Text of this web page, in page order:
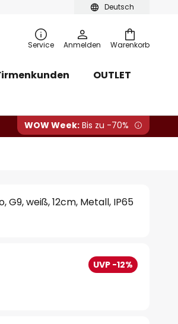
Deutsch
Warenkorb
Service Anmelden
OUTLET
WOW Week: Bis zu -70%
weiß, 12cm, Metall, IP65
UVP -12%